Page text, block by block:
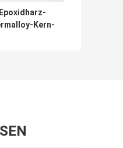
Epoxidharz-
Kern-